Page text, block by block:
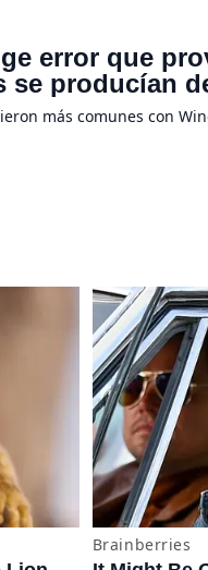
error que
producían
más comunes con